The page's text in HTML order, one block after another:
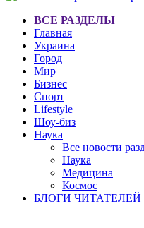
ВСЕ РАЗДЕЛЫ
Главная
Украина
Город
Мир
Бизнес
Спорт
Lifestyle
Шоу-биз
Наука
Все новости
Наука
Медицина
Космос
БЛОГИ ЧИТАТЕЛЕЙ